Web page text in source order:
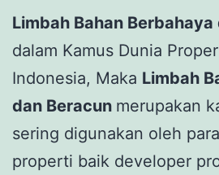
Limbah Bahan
dalam Kamus Dunia
Indonesia, Maka Limbah
dan Beracun merupakan
sering digunakan oleh
properti baik developer